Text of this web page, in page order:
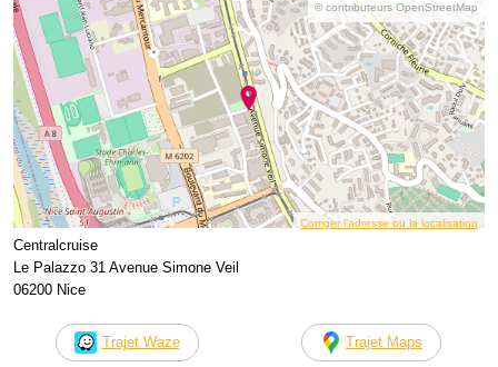
© contributeurs OpenStreetMap
Corriger l’adresse ou la localisation
Centralcruise
Le Palazzo 31 Avenue Simone Veil
06200 Nice
Trajet Waze Trajet Maps